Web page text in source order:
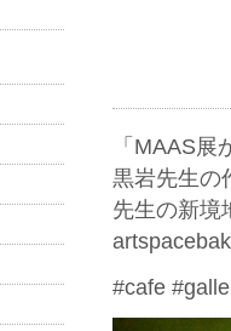
「MAAS展
黒岩先生の
先生の新境
#cafe